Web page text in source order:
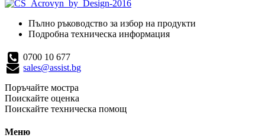
Пълно ръководство за избор на продукти
Подробна техническа информация
0700 10 677
sales@assist.bg
Поръчайте мостра
Поискайте оценка
Поискайте техническа помощ
Меню